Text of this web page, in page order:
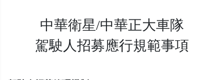
中華衛星/中華正大車隊
駕駛人招募應行規範事項